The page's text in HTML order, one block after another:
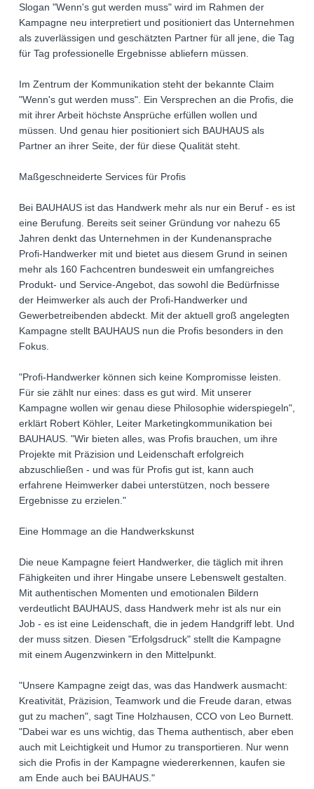
Slogan "Wenn's gut werden muss" wird im Rahmen der
Kampagne neu interpretiert und positioniert das Unternehmen
als zuverlässigen und geschätzten Partner für all jene, die Tag
für Tag professionelle Ergebnisse abliefern müssen.
Im Zentrum der Kommunikation steht der bekannte Claim
"Wenn's gut werden muss". Ein Versprechen an die Profis, die
mit ihrer Arbeit höchste Ansprüche erfüllen wollen und
müssen. Und genau hier positioniert sich BAUHAUS als
Partner an ihrer Seite, der für diese Qualität steht.
Maßgeschneiderte Services für Profis
Bei BAUHAUS ist das Handwerk mehr als nur ein Beruf - es ist
eine Berufung. Bereits seit seiner Gründung vor nahezu 65
Jahren denkt das Unternehmen in der Kundenansprache
Profi-Handwerker mit und bietet aus diesem Grund in seinen
mehr als 160 Fachcentren bundesweit ein umfangreiches
Produkt- und Service-Angebot, das sowohl die Bedürfnisse
der Heimwerker als auch der Profi-Handwerker und
Gewerbetreibenden abdeckt. Mit der aktuell groß angelegten
Kampagne stellt BAUHAUS nun die Profis besonders in den
Fokus.
"Profi-Handwerker können sich keine Kompromisse leisten.
Für sie zählt nur eines: dass es gut wird. Mit unserer
Kampagne wollen wir genau diese Philosophie widerspiegeln",
erklärt Robert Köhler, Leiter Marketingkommunikation bei
BAUHAUS. "Wir bieten alles, was Profis brauchen, um ihre
Projekte mit Präzision und Leidenschaft erfolgreich
abzuschließen - und was für Profis gut ist, kann auch
erfahrene Heimwerker dabei unterstützen, noch bessere
Ergebnisse zu erzielen."
Eine Hommage an die Handwerkskunst
Die neue Kampagne feiert Handwerker, die täglich mit ihren
Fähigkeiten und ihrer Hingabe unsere Lebenswelt gestalten.
Mit authentischen Momenten und emotionalen Bildern
verdeutlicht BAUHAUS, dass Handwerk mehr ist als nur ein
Job - es ist eine Leidenschaft, die in jedem Handgriff lebt. Und
der muss sitzen. Diesen "Erfolgsdruck" stellt die Kampagne
mit einem Augenzwinkern in den Mittelpunkt.
"Unsere Kampagne zeigt das, was das Handwerk ausmacht:
Kreativität, Präzision, Teamwork und die Freude daran, etwas
gut zu machen", sagt Tine Holzhausen, CCO von Leo Burnett.
"Dabei war es uns wichtig, das Thema authentisch, aber eben
auch mit Leichtigkeit und Humor zu transportieren. Nur wenn
sich die Profis in der Kampagne wiedererkennen, kaufen sie
am Ende auch bei BAUHAUS."